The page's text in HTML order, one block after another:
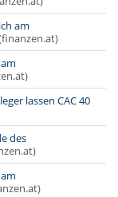
am
lassen CAC 40
des